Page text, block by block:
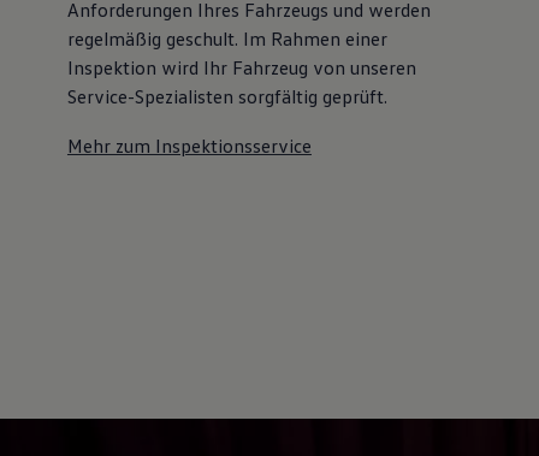
California Welt
California Club
California Magazin & Ratgeber
Vanlife
Ratgeber
California Reisen & Erlebnisse
Anforderungen Ihres Fahrzeugs und werden
regelmäßig geschult. Im Rahmen einer
Inspektion wird Ihr Fahrzeug von unseren
Service-Spezialisten sorgfältig geprüft.
Mehr zum Inspektionsservice